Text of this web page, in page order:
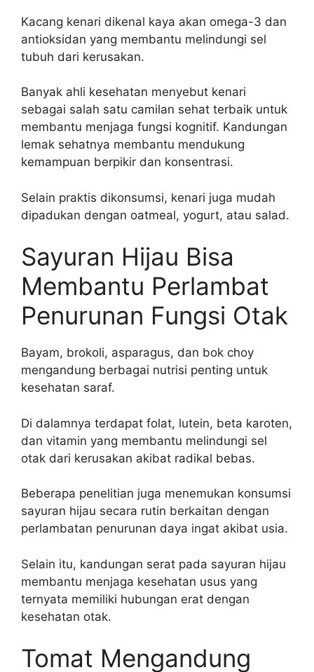
Kacang kenari dikenal kaya akan omega-3 dan
antioksidan yang membantu melindungi sel
tubuh dari kerusakan.
Banyak ahli kesehatan menyebut kenari
sebagai salah satu camilan sehat terbaik untuk
membantu menjaga fungsi kognitif. Kandungan
lemak sehatnya membantu mendukung
kemampuan berpikir dan konsentrasi.
Selain praktis dikonsumsi, kenari juga mudah
dipadukan dengan oatmeal, yogurt, atau salad.
Sayuran Hijau Bisa
Membantu Perlambat
Penurunan Fungsi Otak
Bayam, brokoli, asparagus, dan bok choy
mengandung berbagai nutrisi penting untuk
kesehatan saraf.
Di dalamnya terdapat folat, lutein, beta karoten,
dan vitamin yang membantu melindungi sel
otak dari kerusakan akibat radikal bebas.
Beberapa penelitian juga menemukan konsumsi
sayuran hijau secara rutin berkaitan dengan
perlambatan penurunan daya ingat akibat usia.
Selain itu, kandungan serat pada sayuran hijau
membantu menjaga kesehatan usus yang
ternyata memiliki hubungan erat dengan
kesehatan otak.
Tomat Mengandung